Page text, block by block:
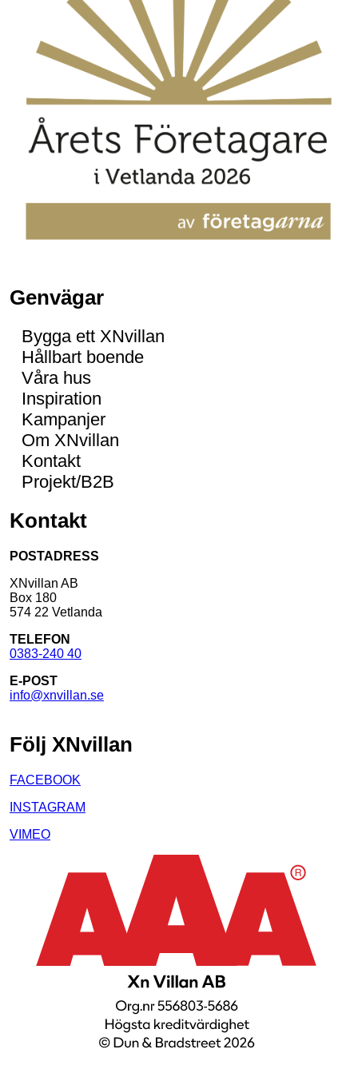
Genvägar
Bygga ett XNvillan
Hållbart boende
Våra hus
Inspiration
Kampanjer
Om XNvillan
Kontakt
Projekt/B2B
Kontakt
POSTADRESS
XNvillan AB
Box 180
574 22 Vetlanda
TELEFON
0383-240 40
E-POST
info@xnvillan.se
Följ XNvillan
FACEBOOK
INSTAGRAM
VIMEO